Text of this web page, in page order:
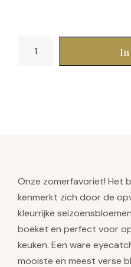
In
Onze zomerfavoriet! Het
kenmerkt zich door de
kleurrijke
boeket en perfect voor
keuken. Een ware
mooiste en meest verse